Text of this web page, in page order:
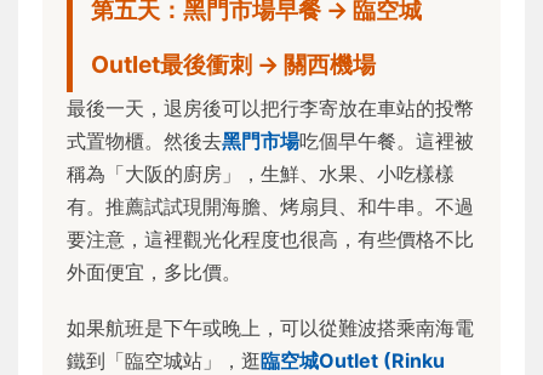
第五天：黑門市場早餐 → 臨空城
Outlet最後衝刺 → 關西機場
最後一天，退房後可以把行李寄放在車站的投幣
式置物櫃。然後去黑門市場吃個早午餐。這裡被
稱為「大阪的廚房」，生鮮、水果、小吃樣樣
有。推薦試試現開海膽、烤扇貝、和牛串。不過
要注意，這裡觀光化程度也很高，有些價格不比
外面便宜，多比價。
如果航班是下午或晚上，可以從難波搭乘南海電
鐵到「臨空城站」，逛臨空城Outlet (Rinku